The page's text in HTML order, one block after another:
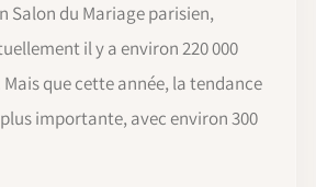
Salon du Mariage parisien,
il y a environ 220 000
que cette année, la tendance
importante, avec environ 300